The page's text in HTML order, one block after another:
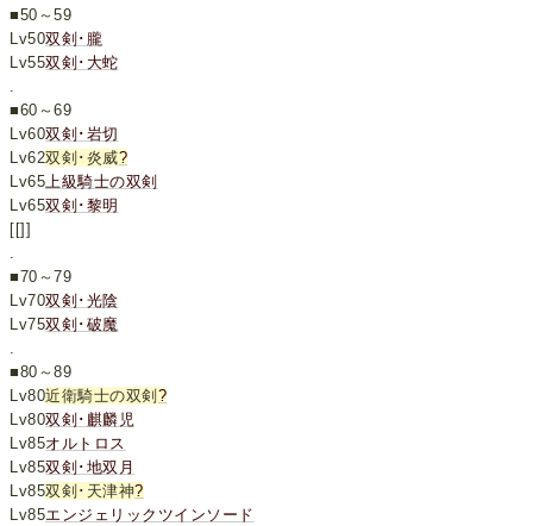
■50～59
Lv50双剣･朧
Lv55双剣･大蛇
.
■60～69
Lv60双剣･岩切
Lv62双剣･炎威?
Lv65上級騎士の双剣
Lv65双剣･黎明
[[]]
.
■70～79
Lv70双剣･光陰
Lv75双剣･破魔
.
■80～89
Lv80近衛騎士の双剣 ?
Lv80双剣･麒麟児
Lv85オルトロス
Lv85双剣･地双月
Lv85双剣･天津神?
Lv85エンジェリックツインソード